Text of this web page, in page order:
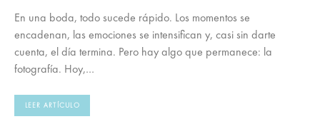
En una boda, todo sucede rápido. Los momentos se
encadenan, las emociones se intensifican y, casi sin darte
cuenta, el día termina. Pero hay algo que permanece: la
fotografía. Hoy,…
LEER ARTÍCULO